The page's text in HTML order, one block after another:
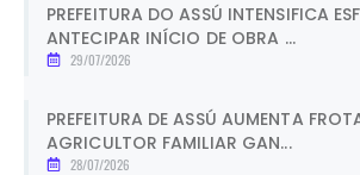
PREFEITURA DO ASSÚ INTENSIFICA
ANTECIPAR INÍCIO DE OBRA ...
29/07/2026
PREFEITURA DE ASSÚ AUMENTA
AGRICULTOR FAMILIAR GAN...
28/07/2026